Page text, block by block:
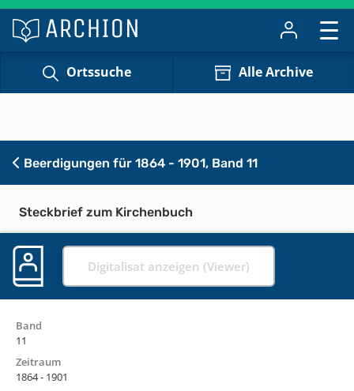
Ortssuche Alle Archive
Beerdigungen für 1864 - 1901, Band 11
Steckbrief zum Kirchenbuch
Digitalisat anzeigen (Viewer)
Band
11
Zeitraum
1864 - 1901